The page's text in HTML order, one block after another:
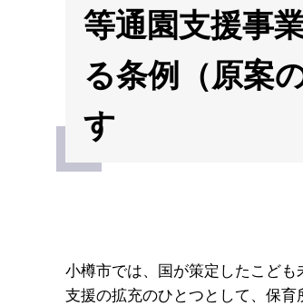
等通園支援事
る条例（原案
す
小樽市では、国が策定したこど
支援の拡充のひとつとして、保